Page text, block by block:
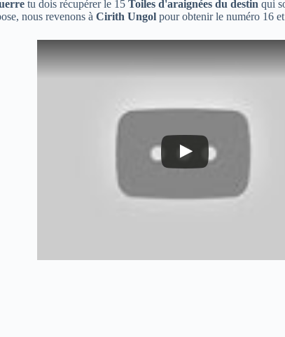
tu dois récupérer le 15 Toiles d'araignées du destin qui
nous revenons à Cirith Ungol pour obtenir le numéro 16